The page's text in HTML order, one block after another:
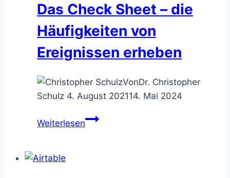
Das Check Sheet – die
Häufigkeiten von
Ereignissen erheben
VonDr. Christopher
Schulz 4. August 202114. Mai 2024
WeiterlesenDas